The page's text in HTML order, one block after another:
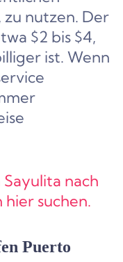
zu nutzen. Der
$2 bis $4,
ist. Wenn
nach
suchen.
Puerto